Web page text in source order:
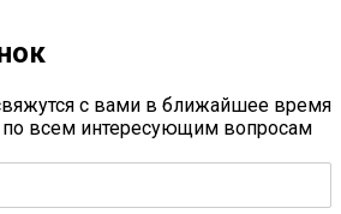
с вами в ближайшее время
по всем интересующим вопросам